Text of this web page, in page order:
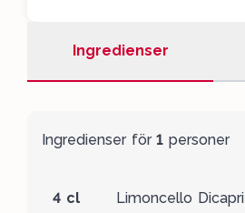
Ingredienser
Ingredienser för1 personer
4 cl Limoncello Dicapri